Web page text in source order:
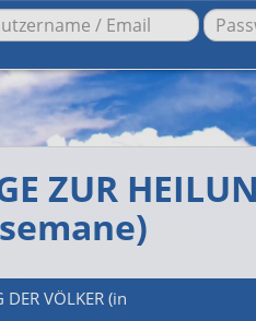
ZUR
DER VÖLKER (in